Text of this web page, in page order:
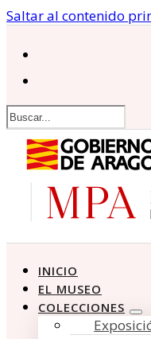
Saltar al contenido
Buscar
INICIO
EL MUSEO
COLECCIONES